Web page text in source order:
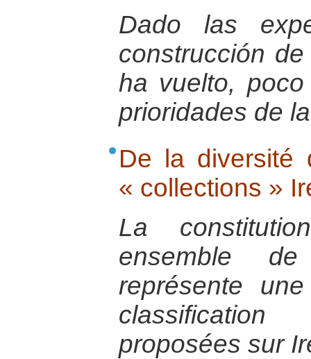
Dado las
construcción
ha vuelto,
prioridades de
De la diversité
« collections »
La
ensemble
représente
proposées sur